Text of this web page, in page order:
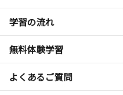
学習の流れ
無料体験学習
よくあるご質問